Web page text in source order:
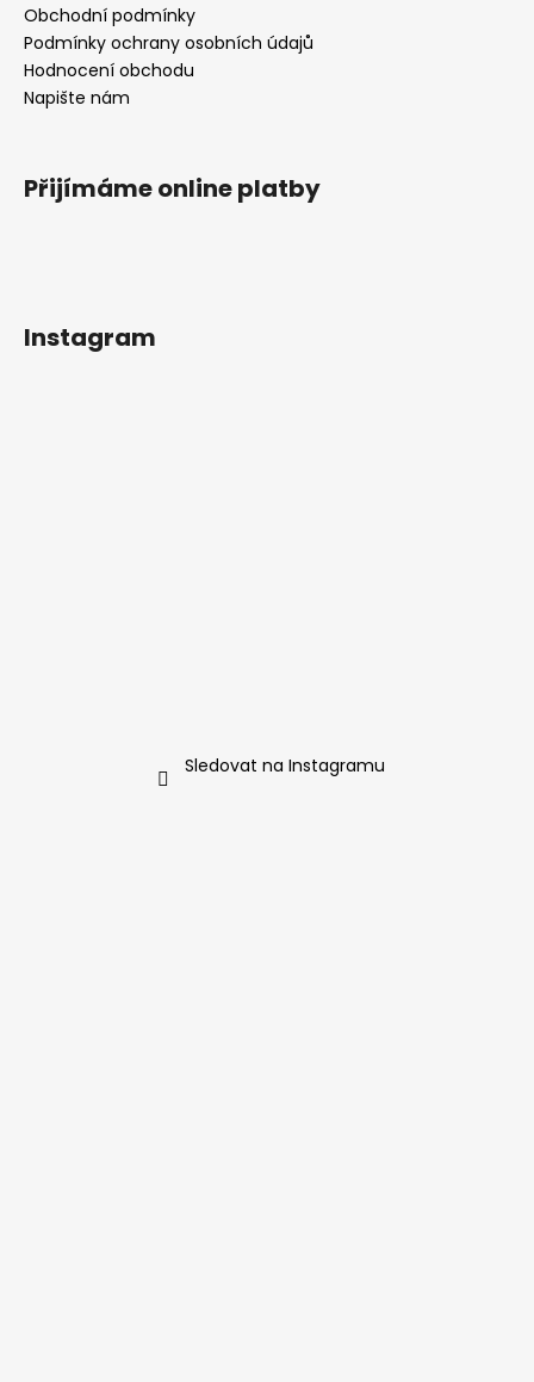
Obchodní podmínky
Podmínky ochrany osobních údajů
Hodnocení obchodu
Napište nám
Přijímáme online platby
Instagram
Sledovat na Instagramu